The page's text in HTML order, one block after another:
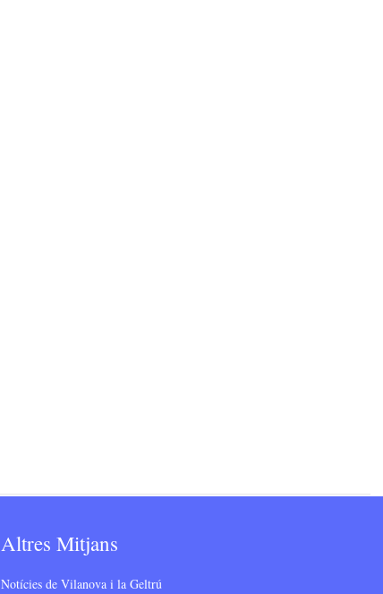
Altres Mitjans
Notícies de Vilanova i la Geltrú